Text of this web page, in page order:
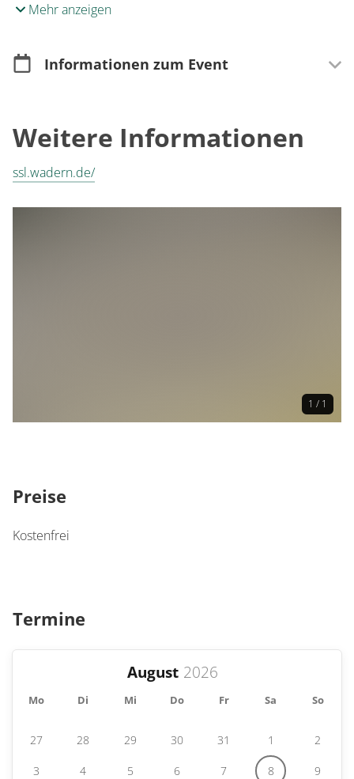
Mehr anzeigen
Informationen zum Event
Open Air
Für Familien geeignet
Anmeldung
Weitere Informationen
ssl.wadern.de/
1 / 1
Preise
Kostenfrei
Termine
August
Mo Di Mi Do Fr Sa So
27 28 29 30 31 1 2
3 4 5 6 7 8 9